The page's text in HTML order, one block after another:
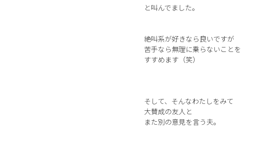
と叫んでました。
絶叫系が好きなら良いですが
苦手なら無理に乗らないことを
すすめます（笑）
そして、そんなわたしをみて
大賛成の友人と
また別の意見を言う夫。